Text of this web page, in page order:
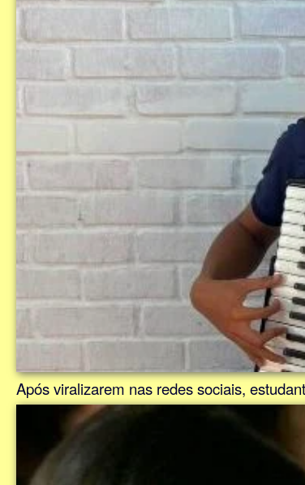
Após viralizarem nas redes sociais,